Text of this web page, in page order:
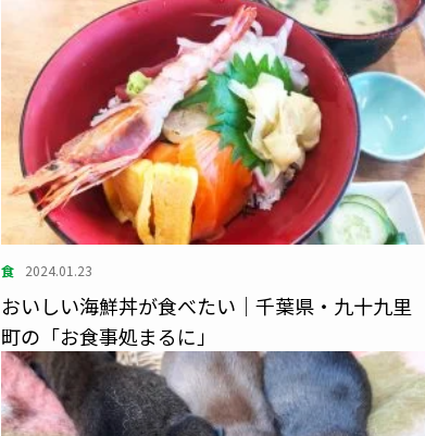
食 2024.01.23
おいしい海鮮丼が食べたい｜千葉県・九十九里
町の「お食事処まるに」